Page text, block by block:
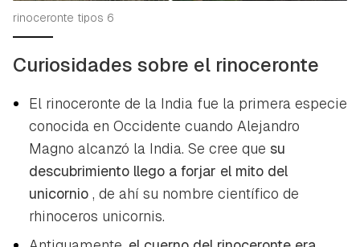
rinoceronte tipos 6
Curiosidades sobre el rinoceronte
El rinoceronte de la India fue la primera especie
conocida en Occidente cuando Alejandro
Magno alcanzó la India. Se cree que su
descubrimiento llego a forjar el mito del
unicornio , de ahí su nombre científico de
rhinoceros unicornis.